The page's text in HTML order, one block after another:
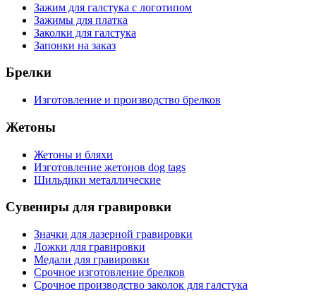
Зажим для галстука с логотипом
Зажимы для платка
Заколки для галстука
Запонки на заказ
Брелки
Изготовление и производство брелков
Жетоны
Жетоны и бляхи
Изготовление жетонов dog tags
Шильдики металлические
Сувениры для гравировки
Значки для лазерной гравировки
Ложки для гравировки
Медали для гравировки
Срочное изготовление брелков
Срочное производство заколок для галстука